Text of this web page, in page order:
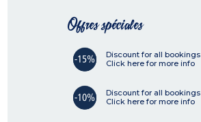
Offres spéciales
Discount for all bookings
Click here for more info
Discount for all bookings
Click here for more info